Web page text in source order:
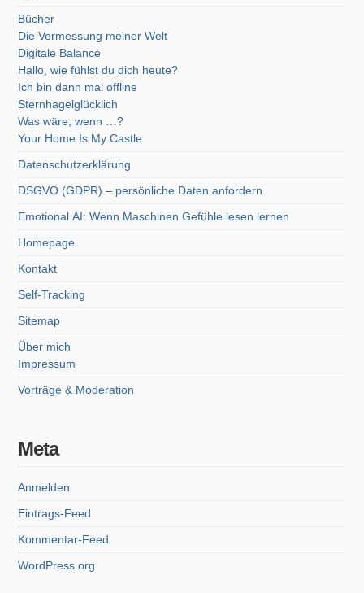
Bücher
Die Vermessung meiner Welt
Digitale Balance
Hallo, wie fühlst du dich heute?
Ich bin dann mal offline
Sternhagelglücklich
Was wäre, wenn …?
Your Home Is My Castle
Datenschutzerklärung
DSGVO (GDPR) – persönliche Daten anfordern
Emotional AI: Wenn Maschinen Gefühle lesen lernen
Homepage
Kontakt
Self-Tracking
Sitemap
Über mich
Impressum
Vorträge & Moderation
Meta
Anmelden
Eintrags-Feed
Kommentar-Feed
WordPress.org